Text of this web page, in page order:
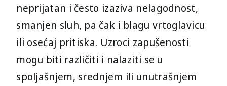
neprijatan i često izaziva nelagodnost,
smanjen sluh, pa čak i blagu vrtoglavicu
ili osećaj pritiska. Uzroci zapušenosti
mogu biti različiti i nalaziti se u
spoljašnjem, srednjem ili unutrašnjem